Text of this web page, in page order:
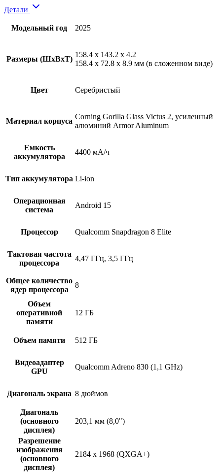
Детали
Модельный год 2025
Размеры (ШxВxТ)
158.4 x 143.2 x 4.2
158.4 x 72.8 x 8.9 мм (в сложенном виде)
Цвет Серебристый
Материал корпуса
Corning Gorilla Glass Victus 2, усиленный
алюминий Armor Aluminum
Емкость
аккумулятора
4400 мА/ч
Тип аккумулятора Li-ion
Операционная
система
Android 15
Процессор Qualcomm Snapdragon 8 Elite
Тактовая частота
процессора
4,47 ГГц, 3,5 ГГц
Общее количество
ядер процессора
8
Объем
оперативной
памяти
12 ГБ
Объем памяти 512 ГБ
Видеоадаптер
GPU
Qualcomm Adreno 830 (1,1 GHz)
Диагональ экрана 8 дюймов
Диагональ
(основного
дисплея)
203,1 мм (8,0")
Разрешение
изображения
(основного
дисплея)
2184 x 1968 (QXGA+)